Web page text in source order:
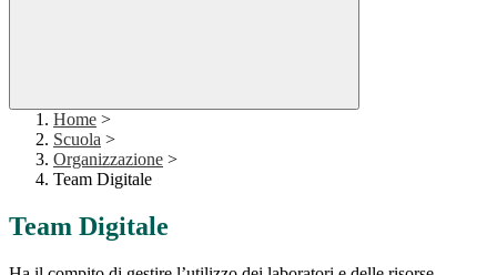
Home >
Scuola >
Organizzazione >
Team Digitale
Team Digitale